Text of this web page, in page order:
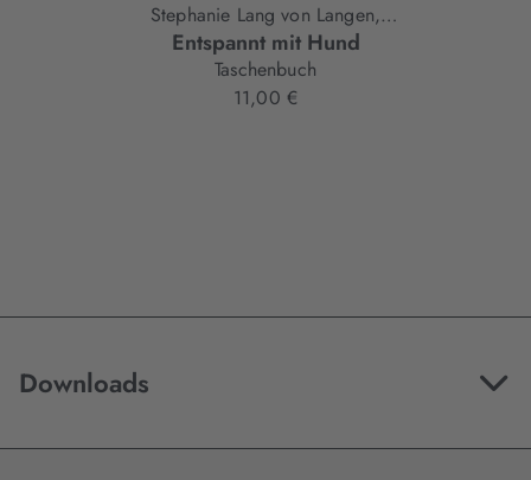
Stephanie Lang von Langen,
Shirley Michaela Seul
Entspannt mit Hund
Taschenbuch
11,00 €
Downloads